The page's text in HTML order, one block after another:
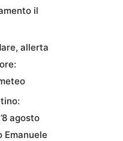
il
allerta
agosto
Emanuele